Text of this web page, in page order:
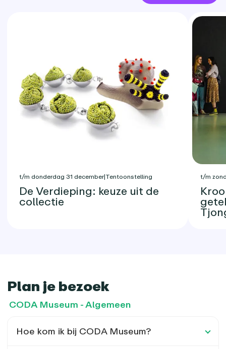
t/m donderdag 31 december|Tentoonstelling
De Verdieping: keuze uit de
collectie
t/m
Plan je bezoek
CODA Museum - Algemeen
Hoe kom ik bij CODA Museum?